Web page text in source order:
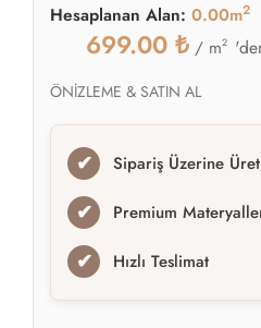
Hesaplanan Alan: 0.00m2
699.00 ₺ / m2
ÖNİZLEME & SATIN AL
✔ Sipariş Üzerine
✔ Premium
✔ Hızlı Teslimat